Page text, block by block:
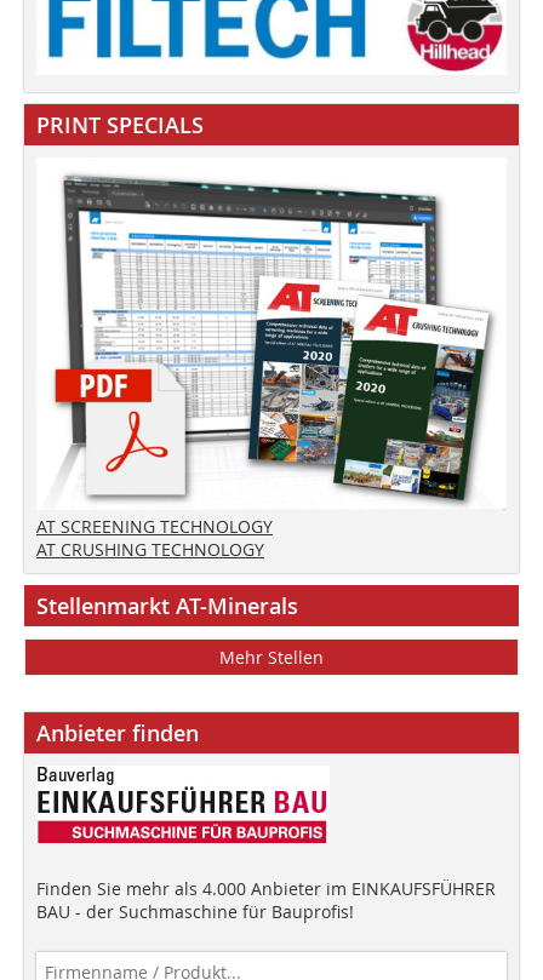
PRINT SPECIALS
AT SCREENING TECHNOLOGY
AT CRUSHING TECHNOLOGY
Stellenmarkt AT-Minerals
Mehr Stellen
Anbieter finden
Finden Sie mehr als 4.000 Anbieter im EINKAUFSFÜHRER
BAU - der Suchmaschine für Bauprofis!